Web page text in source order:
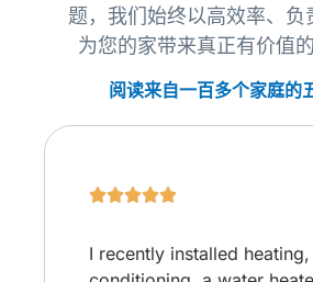
题，我们始终以高效率、负
为您的家带来真正有价值
阅读来自一百多个家庭的
I recently installed